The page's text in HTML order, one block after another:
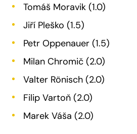
Tomáš Moravik (1.0)
Jiří Pleško (1.5)
Petr Oppenauer (1.5)
Milan Chromič (2.0)
Valter Rönisch (2.0)
Filip Vartoň (2.0)
Marek Váša (2.0)